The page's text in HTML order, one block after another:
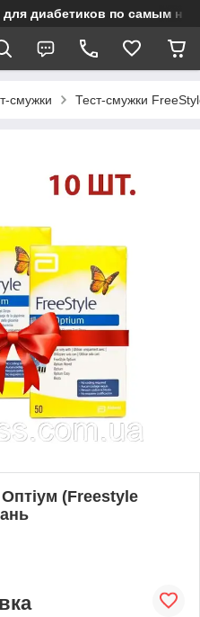
диабетиков по самым
смужки Тест-смужки
(Freestyle